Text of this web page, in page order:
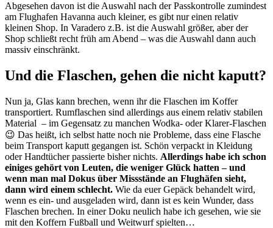
Abgesehen davon ist die Auswahl nach der Passkontrolle zumindest
am Flughafen Havanna auch kleiner, es gibt nur einen relativ
kleinen Shop. In Varadero z.B. ist die Auswahl größer, aber der
Shop schließt recht früh am Abend – was die Auswahl dann auch
massiv einschränkt.
Und die Flaschen, gehen die nicht kaputt?
Nun ja, Glas kann brechen, wenn ihr die Flaschen im Koffer
transportiert. Rumflaschen sind allerdings aus einem relativ stabilen
Material – im Gegensatz zu manchen Wodka- oder Klarer-Flaschen
😉 Das heißt, ich selbst hatte noch nie Probleme, dass eine Flasche
beim Transport kaputt gegangen ist. Schön verpackt in Kleidung
oder Handtücher passierte bisher nichts. Allerdings habe ich schon
einiges gehört von Leuten, die weniger Glück hatten – und
wenn man mal Dokus über Missstände an Flughäfen sieht,
dann wird einem schlecht. Wie da euer Gepäck behandelt wird,
wenn es ein- und ausgeladen wird, dann ist es kein Wunder, dass
Flaschen brechen. In einer Doku neulich habe ich gesehen, wie sie
mit den Koffern Fußball und Weitwurf spielten…